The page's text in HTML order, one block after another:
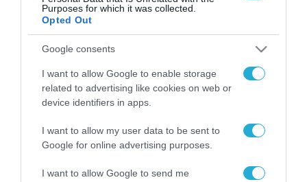
Purposes for which it was collected.
Opted Out
Google consents
I want to allow Google to enable storage
related to advertising like cookies on web or
device identifiers in apps.
I want to allow my user data to be sent to
Google for online advertising purposes.
I want to allow Google to send me
ΡΟΗ ΕΙΔΗΣΕΩΝ
Το χρηματοδοτούμενο
από την ΕΕ έργο “The
Gaming Police”
ενισχύει την ασφάλεια
των παιδιών στο
διαδίκτυο
31.07.2026
ΑΑΔΕ: Διευκρινίσεις
για τα πρόστιμα σε
αφορούν τους ΦΗΜ